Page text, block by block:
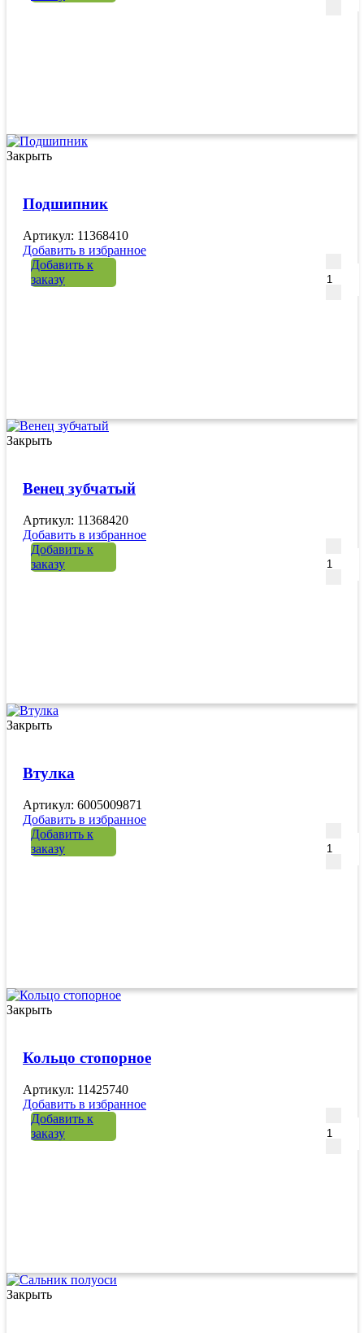
Закрыть
Подшипник
Артикул: 11368410
Добавить в избранное
Добавить к
заказу
Закрыть
Венец зубчатый
Артикул: 11368420
Добавить в избранное
Добавить к
заказу
Закрыть
Втулка
Артикул: 6005009871
Добавить в избранное
Добавить к
заказу
Закрыть
Кольцо стопорное
Артикул: 11425740
Добавить в избранное
Добавить к
заказу
Закрыть